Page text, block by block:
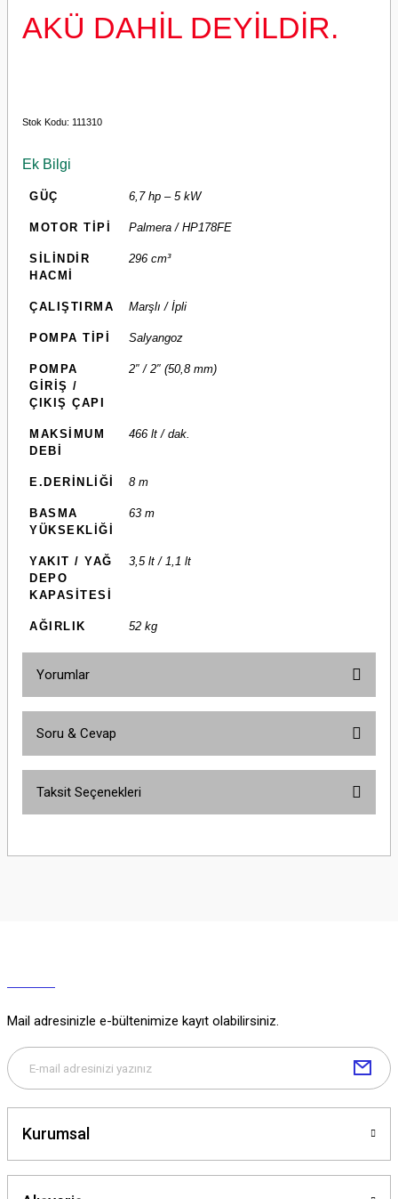
AKÜ DAHİL DEYİLDİR.
Stok Kodu: 111310
Ek Bilgi
GÜÇ 6,7 hp – 5 kW
MOTOR TİPİ Palmera / HP178FE
SİLİNDİR
HACMİ
296 cm³
ÇALIŞTIRMA Marşlı / İpli
POMPA TİPİ Salyangoz
POMPA
GİRİŞ /
ÇIKIŞ ÇAPI
2″ / 2″ (50,8 mm)
MAKSİMUM
DEBİ
466 lt / dak.
E.DERİNLİĞİ 8 m
BASMA
YÜKSEKLİĞİ
63 m
YAKIT / YAĞ
DEPO
KAPASİTESİ
3,5 lt / 1,1 lt
AĞIRLIK 52 kg
Yorumlar
Soru & Cevap
Soru Sor
Taksit Seçenekleri
Mail adresinizle e-bültenimize kayıt olabilirsiniz.
Kurumsal